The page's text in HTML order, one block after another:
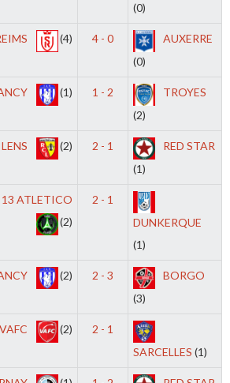
(0)
(4) 4 - 0
AUXERRE
(0)
(1) 1 - 2
TROYES
(2)
LENS (2) 2 - 1
RED STAR
(1)
13 ATLETICO
(2)
2 - 1
DUNKERQUE
(1)
(2) 2 - 3
BORGO
(3)
VAFC (2)
2 - 1
SARCELLES (1)